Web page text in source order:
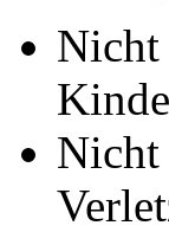
Nicht
Nicht